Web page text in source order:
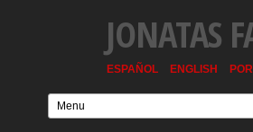
JONATAS
ESPAÑOL ENGLISH